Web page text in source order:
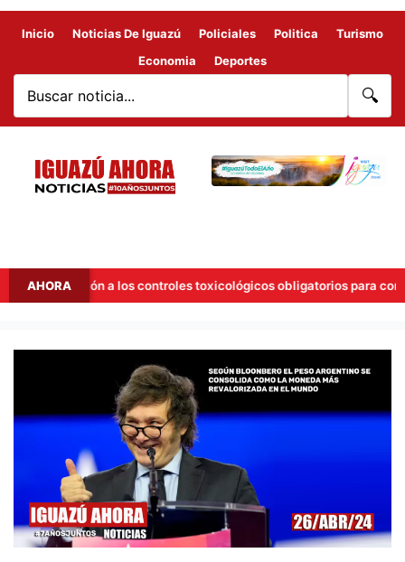
Inicio Noticias De Iguazú Policiales Politica
Turismo
Economia
Deportes
🔍
AHORA
adhesión a los controles toxicológicos obligatorios para concejales
PESO
ARGENTINO
CONSOLIDA
COMO
LA